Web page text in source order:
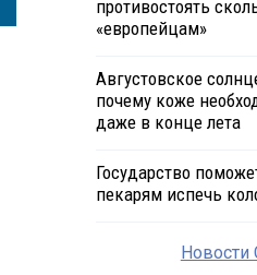
противостоять
«европейцам»
Августовское
почему коже
даже в конце лета
Государство
пекарям испечь